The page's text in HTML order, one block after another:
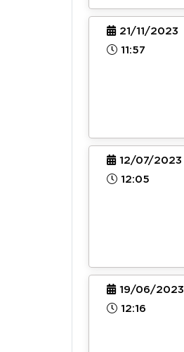
21/11/2023
11:57
12/07/2023
12:05
19/06/2023
12:16